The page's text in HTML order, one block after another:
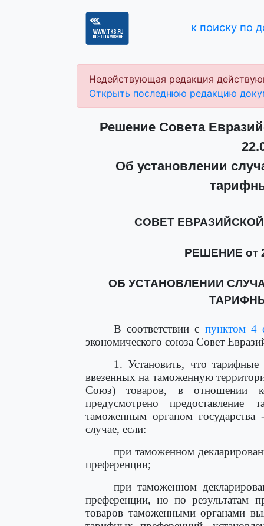
к поиску по
Недействующая редакция
Открыть последнюю редакцию
Решение Совета
Об установлении
СОВЕТ
РЕШЕНИЕ от
ОБ УСТАНОВЛЕНИИ
В соответствии с пунктом 4
экономического союза Совет
1. Установить, что тарифные
ввезенных на таможенную
Союз) товаров, в отношении
предусмотрено
таможенным органом
случае, если:
при таможенном
преференции;
при таможенном
преференции, но по результатам
товаров таможенными органами